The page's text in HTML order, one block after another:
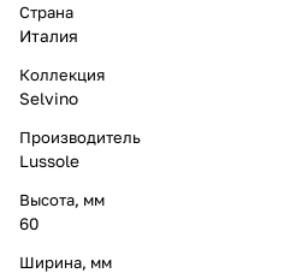
Страна
Италия
Коллекция
Selvino
Производитель
Lussole
Высота, мм
60
Ширина, мм